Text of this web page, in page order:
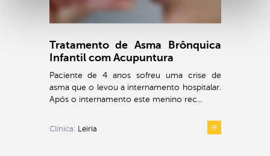
Tratamento de Asma Brônquica
Infantil com Acupuntura
Paciente de 4 anos sofreu uma crise de
asma que o levou a internamento hospitalar.
Após o internamento este menino rec...
Clínica: Leiria